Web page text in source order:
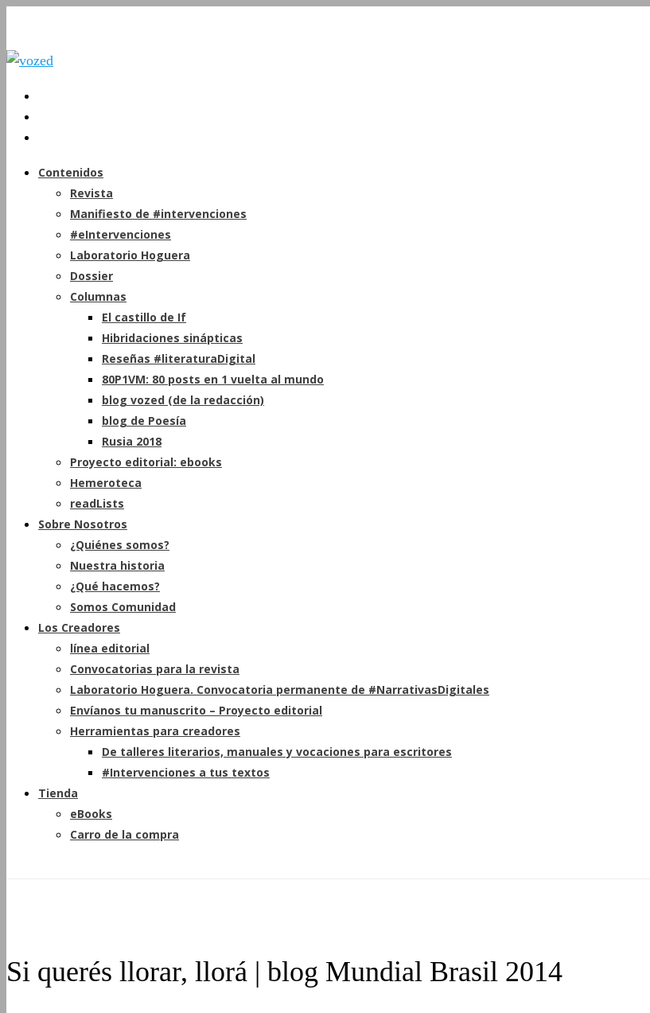
Contenidos
Revista
Manifiesto de #intervenciones
#eIntervenciones
Laboratorio Hoguera
Dossier
Columnas
El castillo de If
Hibridaciones sinápticas
Reseñas #literaturaDigital
80P1VM: 80 posts en 1 vuelta al mundo
blog vozed (de la redacción)
blog de Poesía
Rusia 2018
Proyecto editorial: ebooks
Hemeroteca
readLists
Sobre Nosotros
¿Quiénes somos?
Nuestra historia
¿Qué hacemos?
Somos Comunidad
Los Creadores
línea editorial
Convocatorias para la revista
Laboratorio Hoguera. Convocatoria permanente de #NarrativasDigitales
Envíanos tu manuscrito – Proyecto editorial
Herramientas para creadores
De talleres literarios, manuales y vocaciones para escritores
#Intervenciones a tus textos
Tienda
eBooks
Carro de la compra
Si querés llorar, llorá | blog Mundial Brasil 2014